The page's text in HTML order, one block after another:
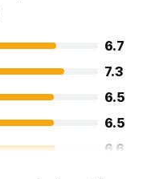
6.7
7.3
6.5
6.5
6.6